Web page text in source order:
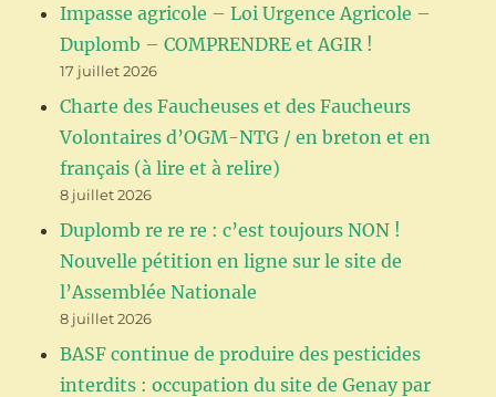
Impasse agricole – Loi Urgence Agricole –
Duplomb – COMPRENDRE et AGIR !
17 juillet 2026
Charte des Faucheuses et des Faucheurs
Volontaires d’OGM-NTG / en breton et en
français (à lire et à relire)
8 juillet 2026
Duplomb re re re : c’est toujours NON !
Nouvelle pétition en ligne sur le site de
l’Assemblée Nationale
8 juillet 2026
BASF continue de produire des pesticides
interdits : occupation du site de Genay par